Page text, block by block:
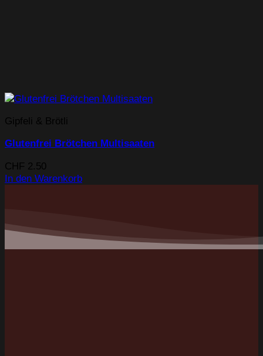
Gipfeli & Brötli
Glutenfrei Brötchen Multisaaten
CHF 2.50
In den Warenkorb